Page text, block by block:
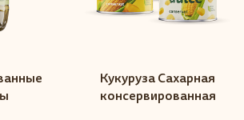
Кукуруза Сахарная
консервированная